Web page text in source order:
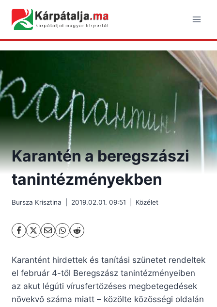
content
Karantén a beregszászi
tanintézményekben
Bursza Krisztina 2019.02.01. 09:51 Közélet
Karantént hirdettek és tanítási szünetet rendeltek
el február 4-től Beregszász tanintézményeiben
az akut légúti vírusfertőzéses megbetegedések
növekvő száma miatt – közölte közösségi oldalán